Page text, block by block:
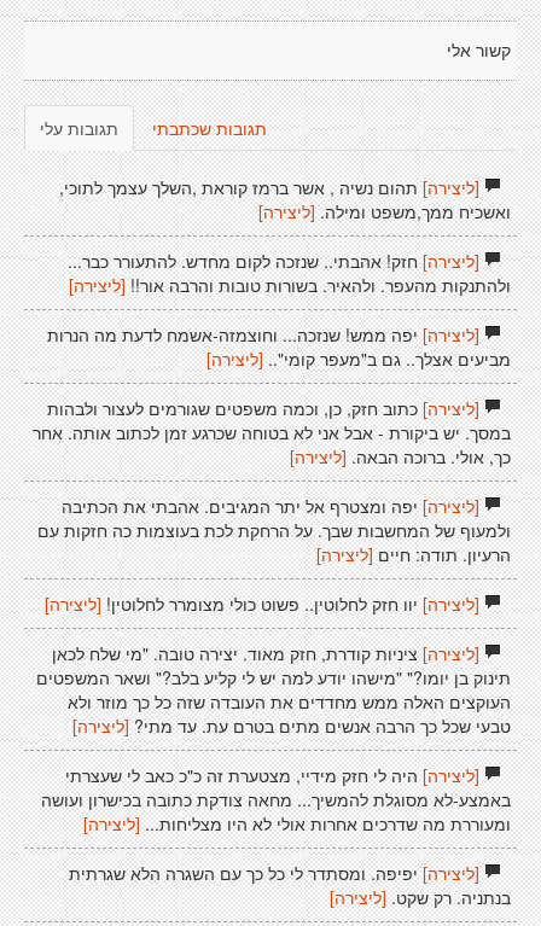
קשור אלי
תגובות עלי תגובות שכתבתי
[ליצירה]תהום נשיה , אשר ברמז קוראת ,השלך עצמך לתוכי,
ואשכיח ממך,משפט ומילה. [ליצירה]
[ליצירה]חזק! אהבתי.. שנזכה לקום מחדש. להתעורר כבר...
ולהתנקות מהעפר. ולהאיר. בשורות טובות והרבה אור!! [ליצירה]
[ליצירה]יפה ממש! שנזכה... וחוצמזה-אשמח לדעת מה הנרות
מביעים אצלך.. גם ב"מעפר קומי".. [ליצירה]
[ליצירה]כתוב חזק, כן, וכמה משפטים שגורמים לעצור ולבהות
במסך. יש ביקורת - אבל אני לא בטוחה שכרגע זמן לכתוב אותה. אחר
כך, אולי. ברוכה הבאה. [ליצירה]
[ליצירה]יפה ומצטרף אל יתר המגיבים. אהבתי את הכתיבה
ולמעוף של המחשבות שבך. על הרחקת לכת בעוצמות כה חזקות עם
הרעיון. תודה: חיים [ליצירה]
[ליצירה]יוו חזק לחלוטין.. פשוט כולי מצומרר לחלוטין! [ליצירה]
[ליצירה]ציניות קודרת, חזק מאוד. יצירה טובה. "מי שלח לכאן
תינוק בן יומו?" "מישהו יודע למה יש לי קליע בלב?" ושאר המשפטים
העוקצים האלה ממש מחדדים את העובדה שזה כל כך מוזר ולא
טבעי שכל כך הרבה אנשים מתים בטרם עת. עד מתי? [ליצירה]
[ליצירה]היה לי חזק מידיי, מצטערת זה כ"כ כאב לי שעצרתי
באמצע-לא מסוגלת להמשיך... מחאה צודקת כתובה בכישרון ועושה
ומעוררת מה שדרכים אחרות אולי לא היו מצליחות... [ליצירה]
[ליצירה]יפיפה. ומסתדר לי כל כך עם השגרה הלא שגרתית
בנתניה. רק שקט. [ליצירה]